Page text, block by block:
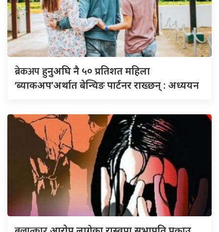
ब्रेकअपहुनुअघि नै ५० प्रतिशत महिला
‘ब्याकअप’अर्थात बेन्चिङ पार्टनर राख्छन् : अध्ययन